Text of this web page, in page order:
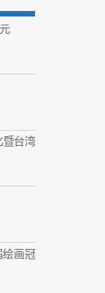
暨台湾
画冠